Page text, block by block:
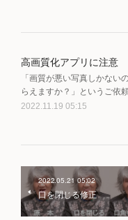
高画質化アプリに注意
「画質が悪い写真しかない
らえますか？」というご依
2022.11.19 05:15
2022.05.21 05:02
口を閉じる修正